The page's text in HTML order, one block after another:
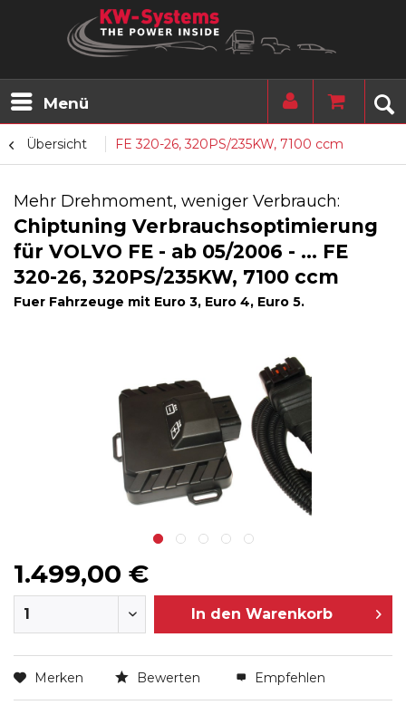
Menü
Übersicht FE 320-26, 320PS/235KW, 7100 ccm
Mehr Drehmoment, weniger Verbrauch:
Chiptuning Verbrauchsoptimierung
für VOLVO FE - ab 05/2006 - ... FE
320-26, 320PS/235KW, 7100 ccm
Fuer Fahrzeuge mit Euro 3, Euro 4, Euro 5.
1.499,00 €
In den Warenkorb
Merken Bewerten Empfehlen